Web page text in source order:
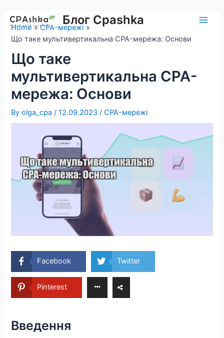
content
Блог Cpashka
Home
CPA-мережі
Що таке мультивертикальна CPA-мережа: Основи
Що таке
мультивертикальна CPA-
мережа: Основи
Byolga_cpa/12.09.2023/CPA-мережі
Facebook Twitter
Pinterest
Введення